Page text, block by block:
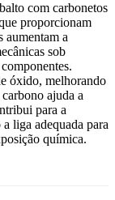
com carbonetos
proporcionam
aumentam a
sob
óxido, melhorando
ajuda a
para a
liga adequada para
química.